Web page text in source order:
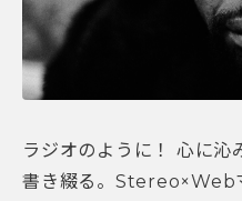
ラジオのように！ 心に沁
書き綴る。Stereo×Web